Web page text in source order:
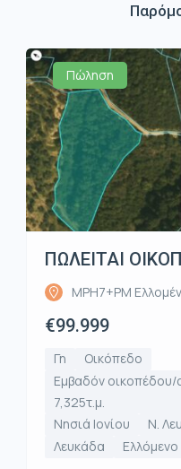
Πώληση
ΠΩΛΕΙΤΑΙ
MPH7+PM
€99.999
Γη
Οικόπεδο
Εμβαδόν οικοπέδου/
7,325τ.μ.
Νησιά Ιονίου
Ν.
Λευκάδα
Ελλόμενο